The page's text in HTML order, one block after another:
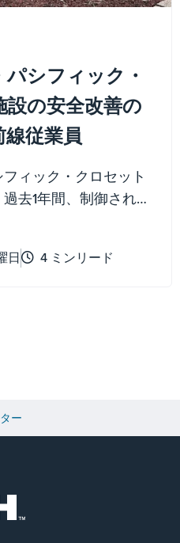
シフィック・
の安全改善の
従業員
ィック・クロセット
去1年間、制御されて
日 4 ミンリード
ー